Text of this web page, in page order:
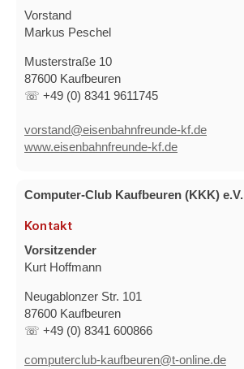
Vorstand
Markus Peschel
Musterstraße 10
87600 Kaufbeuren
☏ +49 (0) 8341 9611745
vorstand@eisenbahnfreunde-kf.de
www.eisenbahnfreunde-kf.de
Computer-Club Kaufbeuren (KKK) e.V.
Kontakt
Vorsitzender
Kurt Hoffmann
Neugablonzer Str. 101
87600 Kaufbeuren
☏ +49 (0) 8341 600866
computerclub-kaufbeuren@t-online.de